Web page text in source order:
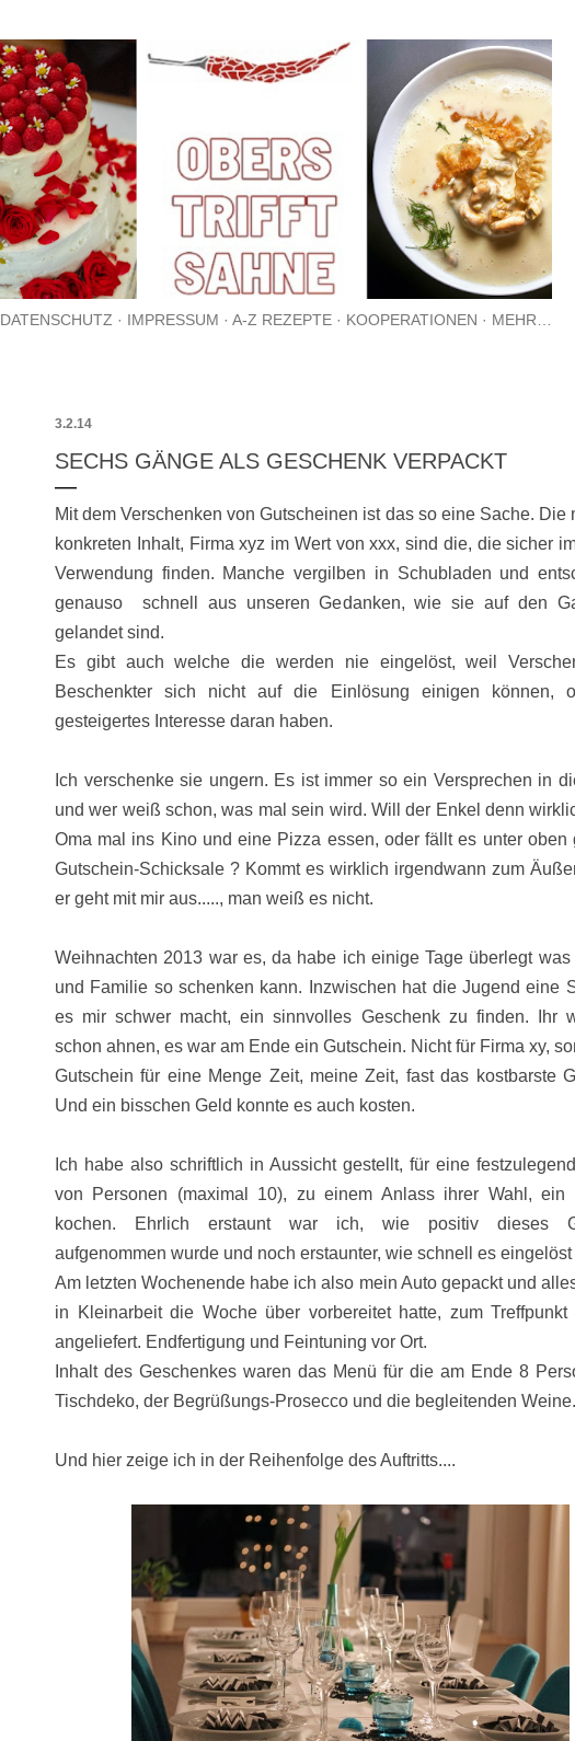
DATENSCHUTZ IMPRESSUM A-Z REZEPTE KOOPERATIONEN MEHR…
3.2.14
SECHS GÄNGE ALS GESCHENK VERPACKT
Mit dem Verschenken von Gutscheinen ist das so eine Sache. Die
konkreten Inhalt, Firma xyz im Wert von xxx, sind die, die sicher
Verwendung finden. Manche vergilben in Schubladen und
genauso schnell aus unseren Gedanken, wie sie auf den
gelandet sind.
Es gibt auch welche die werden nie eingelöst, weil
Beschenkter sich nicht auf die Einlösung einigen können,
gesteigertes Interesse daran haben.
Ich verschenke sie ungern. Es ist immer so ein Versprechen in
und wer weiß schon, was mal sein wird. Will der Enkel denn
Oma mal ins Kino und eine Pizza essen, oder fällt es unter oben
Gutschein-Schicksale ? Kommt es wirklich irgendwann zum
er geht mit mir aus....., man weiß es nicht.
Weihnachten 2013 war es, da habe ich einige Tage überlegt was
und Familie so schenken kann. Inzwischen hat die Jugend eine
es mir schwer macht, ein sinnvolles Geschenk zu finden. Ihr
schon ahnen, es war am Ende ein Gutschein. Nicht für Firma xy,
Gutschein für eine Menge Zeit, meine Zeit, fast das kostbarste
Und ein bisschen Geld konnte es auch kosten.
Ich habe also schriftlich in Aussicht gestellt, für eine
von Personen (maximal 10), zu einem Anlass ihrer Wahl, ein
kochen. Ehrlich erstaunt war ich, wie positiv dieses
aufgenommen wurde und noch erstaunter, wie schnell es eingelöst
Am letzten Wochenende habe ich also mein Auto gepackt und
in Kleinarbeit die Woche über vorbereitet hatte, zum Treffpunkt
angeliefert. Endfertigung und Feintuning vor Ort.
Inhalt des Geschenkes waren das Menü für die am Ende 8
Tischdeko, der Begrüßungs-Prosecco und die begleitenden Weine.
Und hier zeige ich in der Reihenfolge des Auftritts....